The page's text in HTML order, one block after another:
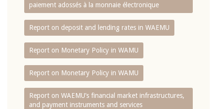
paiement adossés à la monnaie électronique
Report on deposit and lending rates in WAEMU
Report on Monetary Policy in WAMU
Report on Monetary Policy in WAMU
Report on WAEMU’s financial market infrastructures,
and payment instruments and services